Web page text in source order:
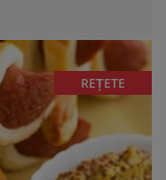
REȚETE